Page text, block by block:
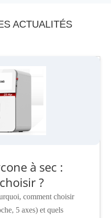
ACTUALITÉS
à sec :
?
comment choisir
5 axes) et quels